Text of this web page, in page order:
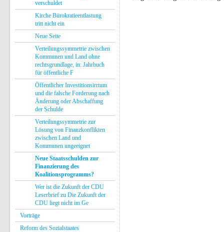
verschuldet
Kirche Bürokratieentlastung
tritt nicht ein
Neue Seite
Verteilungssymmetrie zwischen
Kommunen und Land ohne
rechtsgrundlage, in: Jahrbuch
für öffentliche F
Öffentlicher Investitionsirrtum
und die falsche Forderung nach
Änderung oder Abschaffung
der Schulde
Verteilungssymmetrie zur
Lösung von Finanzkonflikten
zwischen Land und
Kommunen ungeeignet
Neue Staatsschulden zur
Finanzierung des
Koalitionsprogramms?
Wer ist die Zukunft der CDU
Leserbrief zu Die Zukunft der
CDU liegt nicht im Ge
Vorträge
Reform des Sozialstaates